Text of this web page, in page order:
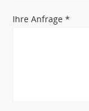
Ihre Anfrage *